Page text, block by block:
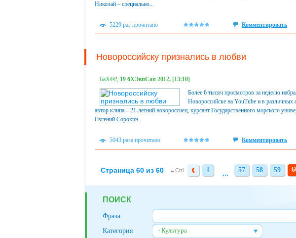
Николай – специально...
5229 раз прочитано Комментировать
Новороссийску признались в любви
БаХФР, 19 бХЭвпСап 2012, [13:10]
Более 6 тысяч просмотров за неделю
Новороссийске на YouTube и в
автор клипа – 21-летний новороссиец, курсант Государственного морского
Евгений Сорокин.
5043 раза прочитано Комментировать
Страница 60 из 60 ←Ctrl 1
1 ... 57
57 58
58 59
59
ПОИСК
Фраза
Категория
- Культура